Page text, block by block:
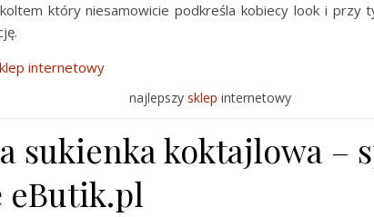
który niesamowicie podkreśla kobiecy look i przy
najlepszy sklep internetowy
sukienka koktajlowa –
eButik.pl